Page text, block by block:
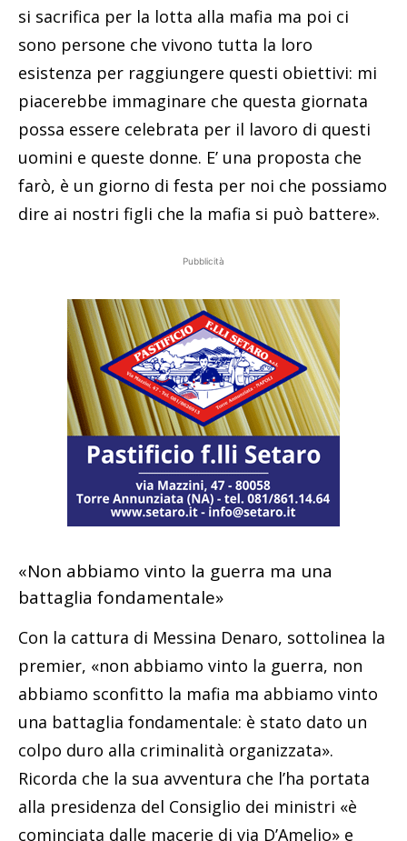
si sacrifica per la lotta alla mafia ma poi ci
sono persone che vivono tutta la loro
esistenza per raggiungere questi obiettivi: mi
piacerebbe immaginare che questa giornata
possa essere celebrata per il lavoro di questi
uomini e queste donne. E’ una proposta che
farò, è un giorno di festa per noi che possiamo
dire ai nostri figli che la mafia si può battere».
Pubblicità
«Non abbiamo vinto la guerra ma una
battaglia fondamentale»
Con la cattura di Messina Denaro, sottolinea la
premier, «non abbiamo vinto la guerra, non
abbiamo sconfitto la mafia ma abbiamo vinto
una battaglia fondamentale: è stato dato un
colpo duro alla criminalità organizzata».
Ricorda che la sua avventura che l’ha portata
alla presidenza del Consiglio dei ministri «è
cominciata dalle macerie di via D’Amelio» e